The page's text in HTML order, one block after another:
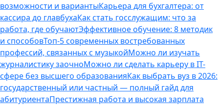
возможности и вариантыКарьера для бухгалтера: от
кассира до главбухаКак стать госслужащим: что за
работа, где обучаютЭффективное обучение: 8 методик
и способовТоп-5 современных востребованных
профессий, связанных с музыкойМожно ли изучать
журналистику заочноМожно ли сделать карьеру в IT-
сфере без высшего образованияКак выбрать вуз в 2026:
государственный или частный — полный гайд для
абитуриентаПрестижная работа и высокая зарплата